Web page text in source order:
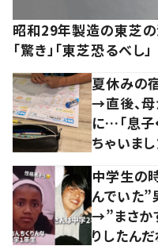
昭和29年製造の東芝
「驚き」「東芝恐るべし」
夏休みの
→直後、母
に…「息子
ちゃいま
中学生の
んでいた”
→”まさか
りしたんだ